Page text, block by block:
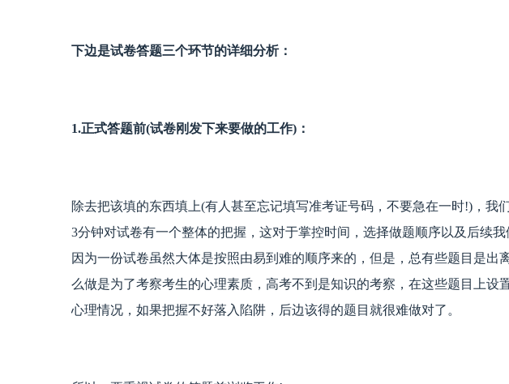
下边是试卷答题三个环节的详细分析：
1.正式答题前(试卷刚发下来要做的工作)：
除去把该填的东西填上(有人甚至忘记填写准考证号码，不要急在一时!)，我
3分钟对试卷有一个整体的把握，这对于掌控时间，选择做题顺序以及后续我
因为一份试卷虽然大体是按照由易到难的顺序来的，但是，总有些题目是出
么做是为了考察考生的心理素质，高考不到是知识的考察，在这些题目上设
心理情况，如果把握不好落入陷阱，后边该得的题目就很难做对了。